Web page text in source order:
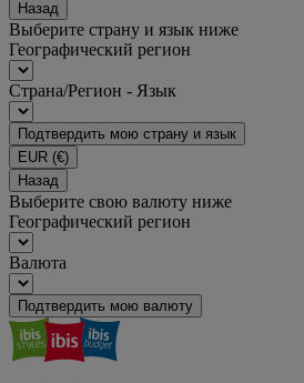
Назад
Выберите страну и язык ниже
Географический регион
Страна/Регион - Язык
Подтвердить мою страну и язык
EUR (€)
Назад
Выберите свою валюту ниже
Географический регион
Валюта
Подтвердить мою валюту